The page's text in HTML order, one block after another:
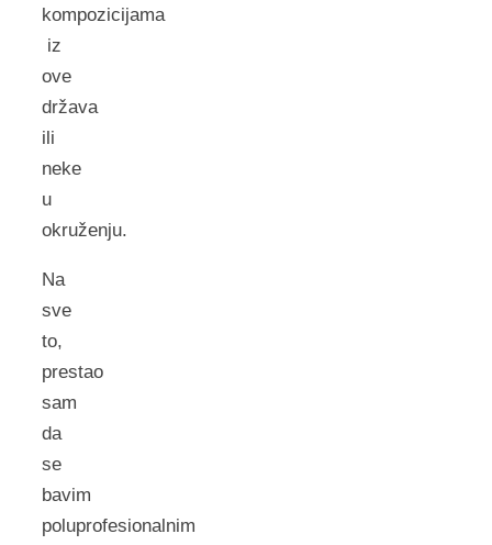
kompozicijama
iz
ove
država
ili
neke
u
okruženju.
Na
sve
to,
prestao
sam
da
se
bavim
poluprofesionalnim